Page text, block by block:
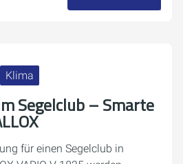
Klima
Segelclub – Smarte
für einen Segelclub in